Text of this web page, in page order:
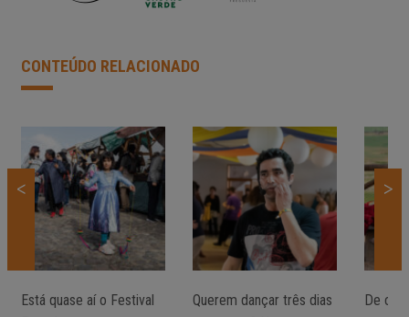
CONTEÚDO RELACIONADO
< >
Está quase aí o Festival
Querem dançar três dias
De